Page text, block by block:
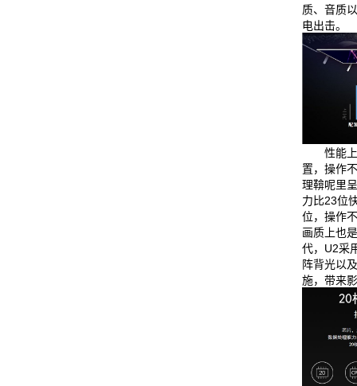
质、音质
电出击。
性能
置，操作
理鞥呢里
力比23位
位，操作
画质上也
代，U2采
阵背光以
施，带来